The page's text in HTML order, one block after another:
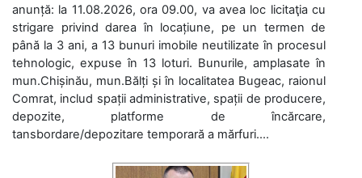
anunță: la 11.08.2026, ora 09.00, va avea loc licitaţia cu
strigare privind darea în locațiune, pe un termen de
până la 3 ani, a 13 bunuri imobile neutilizate în procesul
tehnologic, expuse în 13 loturi. Bunurile, amplasate în
mun.Chișinău, mun.Bălți și în localitatea Bugeac, raionul
Comrat, includ spații administrative, spații de producere,
depozite, platforme de încărcare,
tansbordare/depozitare temporară a mărfuri....